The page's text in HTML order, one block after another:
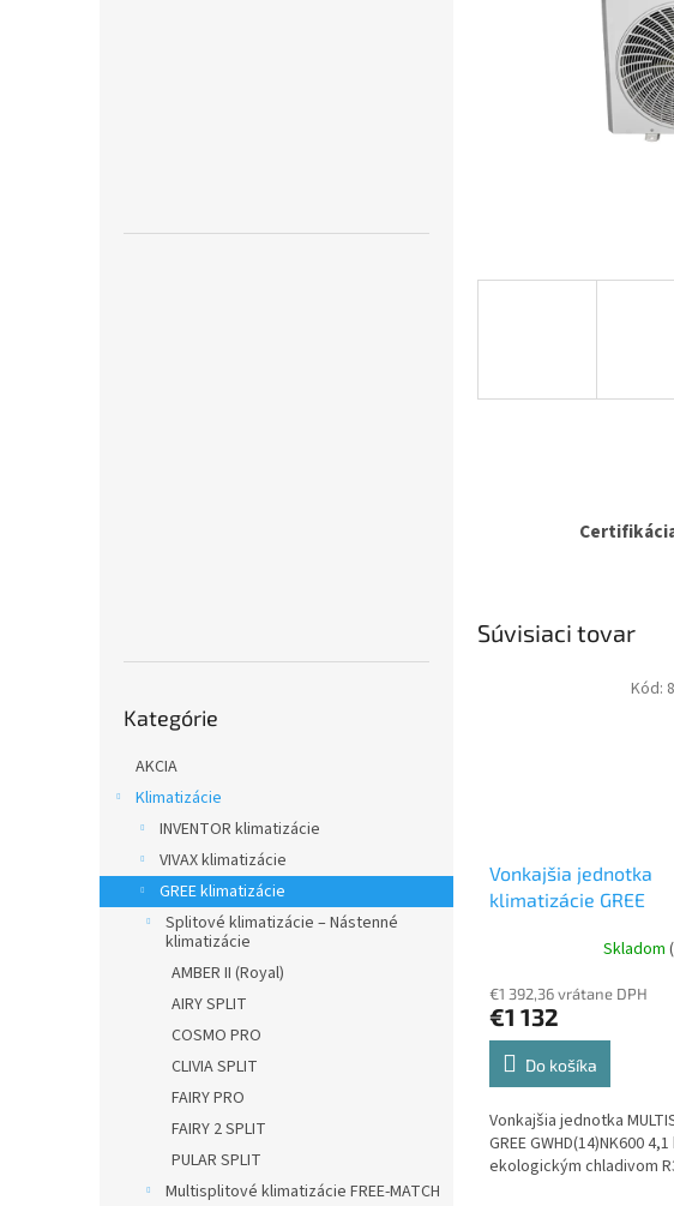
kategórie
Kategórie
AKCIA
Klimatizácie
INVENTOR klimatizácie
VIVAX klimatizácie
GREE klimatizácie
Splitové klimatizácie – Nástenné
klimatizácie
AMBER II (Royal)
AIRY SPLIT
COSMO PRO
CLIVIA SPLIT
FAIRY PRO
FAIRY 2 SPLIT
PULAR SPLIT
Multisplitové klimatizácie FREE-MATCH
Súvisiaci tovar
Vonkajšia jednotka
klimatizácie GREE
Vonkajšia jednotka
Skladom
€1 392,36 vrátane DPH
€1 132
Do košíka
Vonkajšia jednotka
GREE GWHD(14)NK600
ekologickým chladivom
Kód: